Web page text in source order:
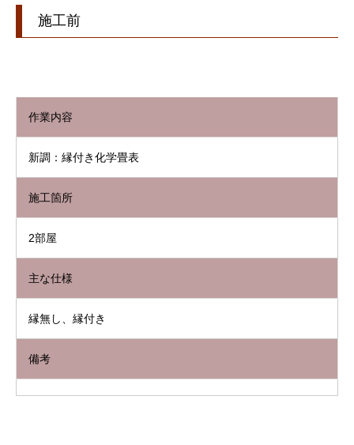
施工前
作業内容
新調：縁付き化学畳表
施工箇所
2部屋
主な仕様
縁無し、縁付き
備考